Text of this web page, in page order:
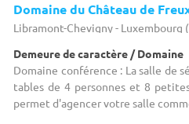
Domaine du Château de
Libramont-Chevigny - Luxembourg
Demeure de caractère / Domaine
Domaine conférence : La salle de
tables de 4 personnes et 8
permet d'agencer votre salle